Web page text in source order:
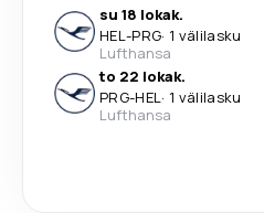
su 18 lokak.
HEL-PRG· 1 välilasku
Lufthansa
to 22 lokak.
PRG-HEL· 1 välilasku
Lufthansa